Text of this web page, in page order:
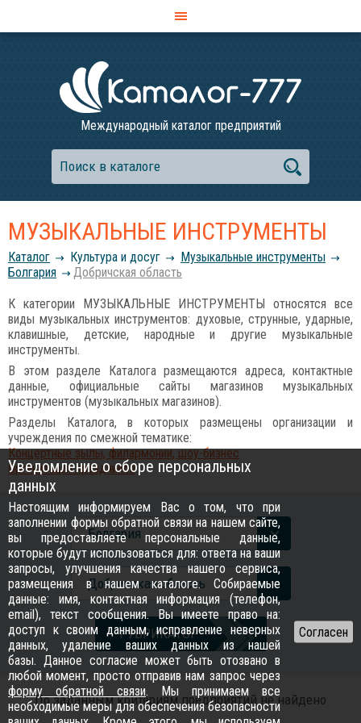
Международный каталог предприятий
МУЗЫКАЛЬНЫЕ ИНСТРУМЕНТЫ
Каталог Культура и досуг
Музыкальные инструменты
Болгария
Добричская область
К категории МУЗЫКАЛЬНЫЕ ИНСТРУМЕНТЫ относятся все
виды музыкальных инструментов: духовые, струнные, ударные,
клавишные, детские, народные и другие музыкальные
инструменты.
В этом разделе Каталога размещаются адреса, контактные
данные, официальные сайты магазинов музыкальных
инструментов (музыкальных магазинов).
Разделы Каталога, в которых размещены организации и
учреждения по смежной тематике:
Концертные зылы, филармонии, шоу-бизнес
Организация праздников
Болгария
Добричская область
РУБРИКАТОР
По заданным критериям предприятий не найдено
Уведомление о сборе персональных
данных
Настоящим информируем Вас о том, что при
заполнении формы обратной связи на нашем сайте,
вы предоставляете персональные данные,
которые будут использоваться для: ответа на ваши
запросы, улучшения качества нашего сервиса,
размещения в нашем каталоге. Собираемые
данные: имя, контактная информация (телефон,
email), текст сообщения. Вы имеете право на:
доступ к своим данным, исправление неверных
данных, удаление ваших данных из нашей
базы. Данное согласие может быть отозвано в
любой момент, просто отправив нам запрос через
форму обратной связи. Мы принимаем все
необходимые меры для обеспечения безопасности